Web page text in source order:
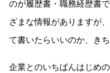
のが履歴書・職務経歴書
ざまな情報がありますが
て書いたらいいのか、き
企業とのいちばんはじめ